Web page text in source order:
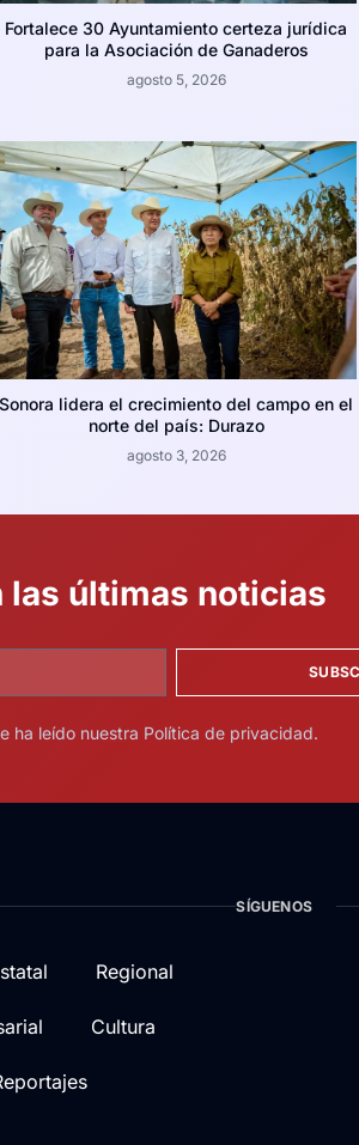
Fortalece 30 Ayuntamiento certeza jurídica
para la Asociación de Ganaderos
agosto 5, 2026
Sonora lidera el crecimiento del campo en el
norte del país: Durazo
agosto 3, 2026
las últimas noticias
ha leído nuestra Política de privacidad.
Regional
Cultura
SÍGUENOS